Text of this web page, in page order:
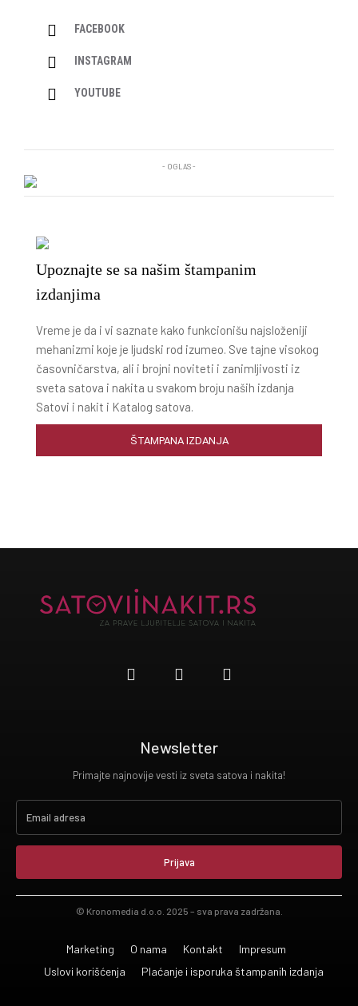
FACEBOOK
INSTAGRAM
YOUTUBE
- OGLAS -
Upoznajte se sa našim štampanim
izdanjima
Vreme je da i vi saznate kako funkcionišu najsloženiji
mehanizmi koje je ljudski rod izumeo. Sve tajne visokog
časovničarstva, ali i brojni noviteti i zanimljivosti iz
sveta satova i nakita u svakom broju naših izdanja
Satovi i nakit i Katalog satova.
ŠTAMPANA IZDANJA
Newsletter
Primajte najnovije vesti iz sveta satova i nakita!
Prijava
© Kronomedia d.o.o. 2025 – sva prava zadržana.
Marketing O nama Kontakt
Impresum
Uslovi korišćenja
Plaćanje i isporuka štampanih izdanja